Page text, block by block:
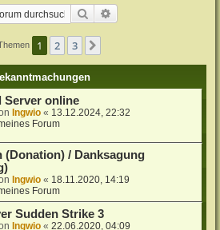
Suche
1 2 3
Server online
Ingwio « 13.12.2024, 22:32
Forum
(Donation) / Danksagung
Ingwio « 18.11.2020, 14:19
Forum
Sudden Strike 3
Ingwio «22.06.2020, 04:09